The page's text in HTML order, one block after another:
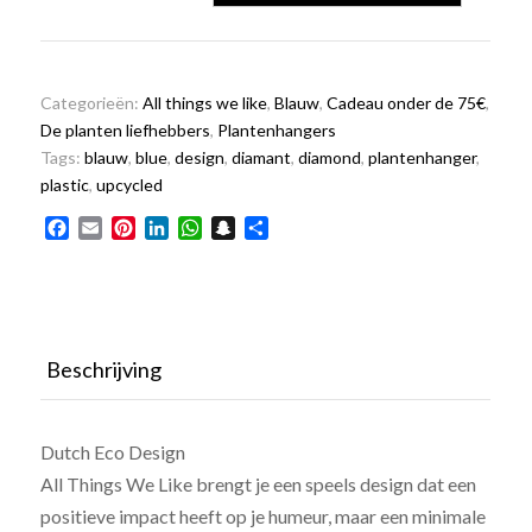
50
aantal
Categorieën: All things we like, Blauw, Cadeau onder de 75€,
De planten liefhebbers, Plantenhangers
Tags: blauw, blue, design, diamant, diamond, plantenhanger,
plastic, upcycled
Facebook
Email PinterestLinkedInWhatsApp
Snapchat
Beschrijving
Dutch Eco Design
All Things We Like brengt je een speels design dat een
positieve impact heeft op je humeur, maar een minimale